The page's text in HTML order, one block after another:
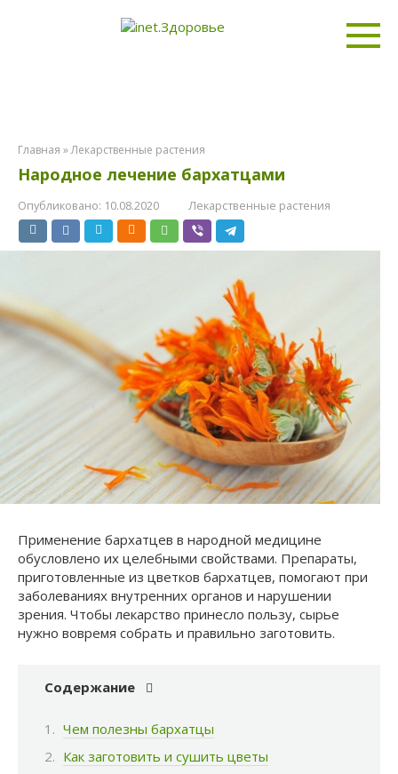
Главная »Лекарственные растения
Народное лечение бархатцами
Опубликовано: 10.08.2020 Лекарственные растения
Применение бархатцев в народной медицине
обусловлено их целебными свойствами. Препараты,
приготовленные из цветков бархатцев, помогают при
заболеваниях внутренних органов и нарушении
зрения. Чтобы лекарство принесло пользу, сырье
нужно вовремя собрать и правильно заготовить.
Содержание
Чем полезны бархатцы
Как заготовить и сушить цветы